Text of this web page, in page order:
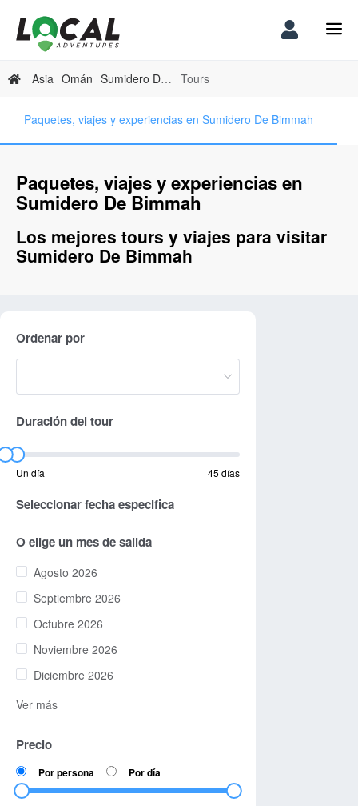
Asia Omán Sumidero De Bimmah Tours
Paquetes, viajes y experiencias en Sumidero De Bimmah
Paquetes, viajes y experiencias en
Sumidero De Bimmah
Los mejores tours y viajes para visitar
Sumidero De Bimmah
Ordenar por
Duración del tour
Un día 45 días
Seleccionar fecha especifica
O elige un mes de salida
Agosto 2026
Septiembre 2026
Octubre 2026
Noviembre 2026
Diciembre 2026
Ver más
Precio
Por persona Por día